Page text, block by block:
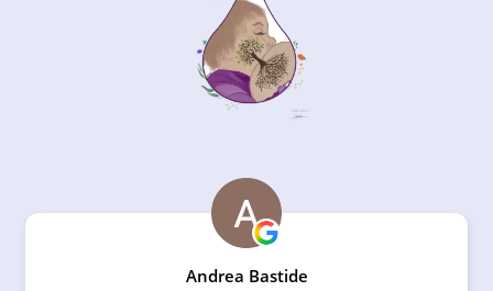
Andrea Bastide